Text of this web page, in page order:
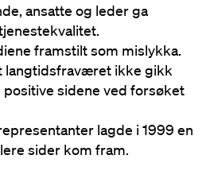
ansatte og leder ga
framstilt som mislykka.
langtidsfraværet ikke gikk
positive sidene ved forsøket
lagde i 1999 en
sider kom fram.